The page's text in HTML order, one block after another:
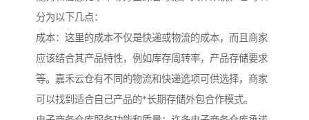
分为以下几点：
成本：这里的成本不仅是快递或物流的成本，而且商家
应该结合其产品特性，例如库存周转率，产品存储要求
等。嘉禾云仓有不同的物流和快递选项可供选择，商家
可以找到适合自己产品的*长期存储外包合作模式。